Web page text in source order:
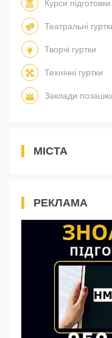
Курси
Театральні
Творчі гуртки
Технічні гуртки
Заклади
МІСТА
РЕКЛАМА